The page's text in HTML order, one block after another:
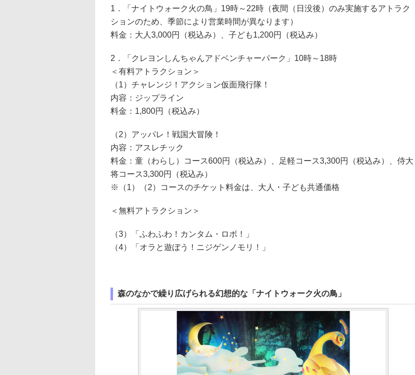
1．「ナイトウォーク火の鳥」19時～22時（夜間（日没後）のみ実施するアトラク
ションのため、季節により営業時間が異なります）
料金：大人3,000円（税込み）、子ども1,200円（税込み）
2．「クレヨンしんちゃんアドベンチャーパーク」10時～18時
＜有料アトラクション＞
（1）チャレンジ！アクション仮面飛行隊！
内容：ジップライン
料金：1,800円（税込み）
（2）アッパレ！戦国大冒険！
内容：アスレチック
料金：童（わらし）コース600円（税込み）、足軽コース3,300円（税込み）、侍大
将コース3,300円（税込み）
※（1）（2）コースのチケット料金は、大人・子ども共通価格
＜無料アトラクション＞
（3）「ふわふわ！カンタム・ロボ！」
（4）「オラと遊ぼう！ニジゲンノモリ！」
森のなかで繰り広げられる幻想的な「ナイトウォーク火の鳥」